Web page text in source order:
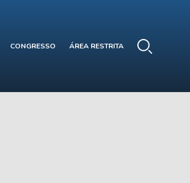
CONGRESSO ÁREA RESTRITA